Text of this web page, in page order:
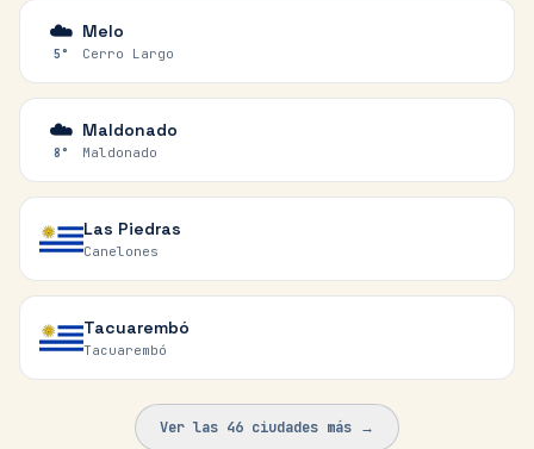
☁️
5°
Melo
Cerro Largo
☁️
8°
Maldonado
Maldonado
Las Piedras
Canelones
Tacuarembó
Tacuarembó
Ver las 46 ciudades más →